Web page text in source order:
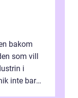
bakom
som vill
i
inte bara